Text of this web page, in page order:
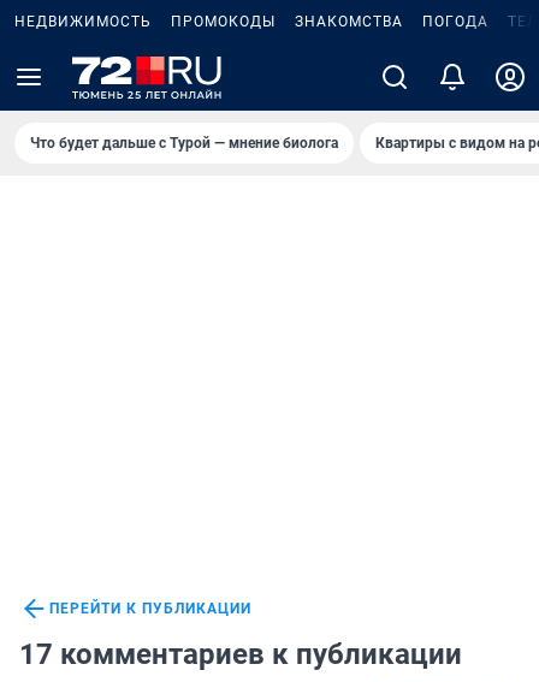
НЕДВИЖИМОСТЬ ПРОМОКОДЫ ЗНАКОМСТВА ПОГОДА
Что будет дальше с Турой — мнение биолога Квартиры с видом на
ПЕРЕЙТИ К ПУБЛИКАЦИИ
17 комментариев к публикации